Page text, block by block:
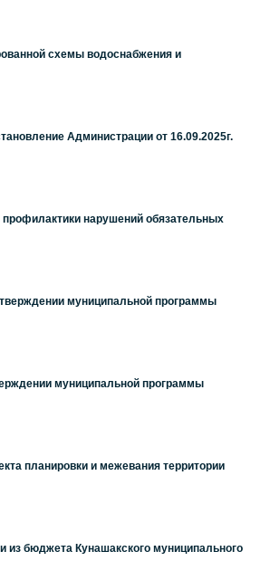
схемы водоснабжения и
Администрации от 16.09.2025г.
нарушений обязательных
муниципальной программы
муниципальной программы
планировки и межевания территории
из бюджета Кунашакского муниципального